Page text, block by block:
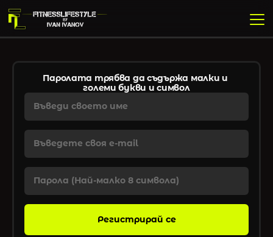
Паролата трябва да съдържа малки и
големи букви и символ